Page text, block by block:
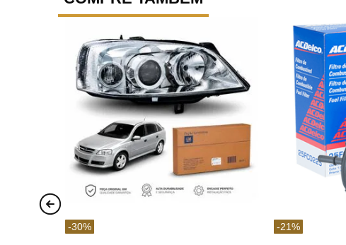
-30% -21%